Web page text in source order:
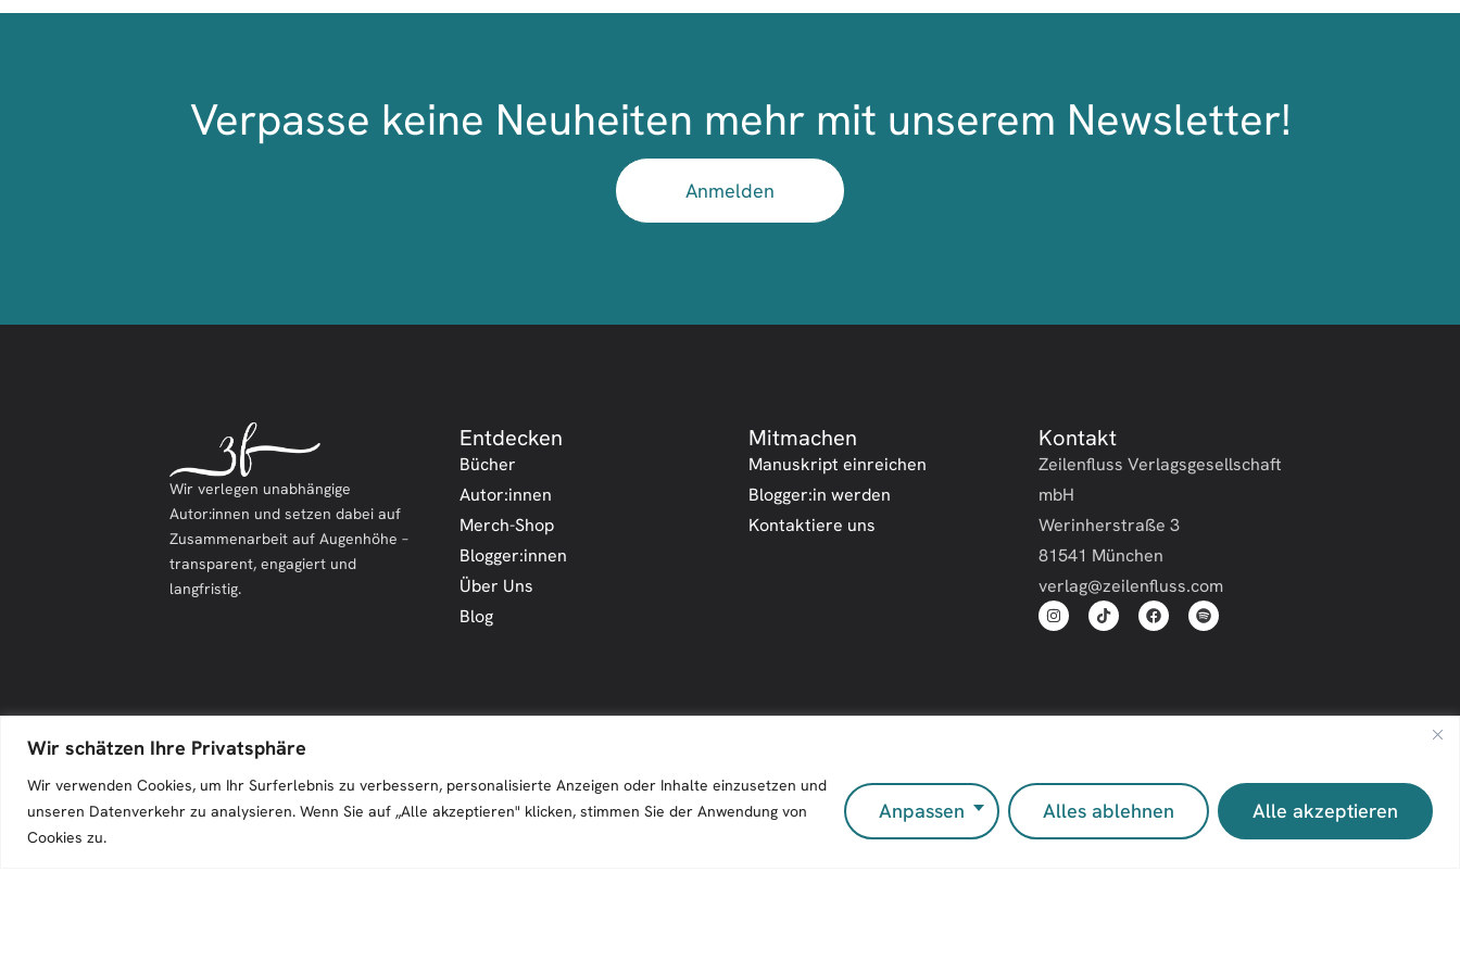
Wir schätzen Ihre Privatsphäre
Wir verwenden Cookies, um Ihr Surferlebnis zu verbessern, personalisierte Anzeigen oder Inhalte einzusetzen und
unseren Datenverkehr zu analysieren. Wenn Sie auf „Alle akzeptieren" klicken, stimmen Sie der Anwendung von
Cookies zu.
Anpassen Alles ablehnen Alle akzeptieren
Verpasse keine Neuheiten mehr mit unserem Newsletter!
Anmelden
Wir verlegen unabhängige
Autor:innen und setzen dabei auf
Zusammenarbeit auf Augenhöhe –
transparent, engagiert und
langfristig.
Entdecken
Bücher
Autor:innen
Merch-Shop
Blogger:innen
Über Uns
Blog
Mitmachen
Manuskript einreichen
Blogger:in werden
Kontaktiere uns
Kontakt
Zeilenfluss Verlagsgesellschaft
mbH
Werinherstraße 3
81541 München
verlag@zeilenfluss.com
Zeilenfluss © 2026. All Rights Reserved.